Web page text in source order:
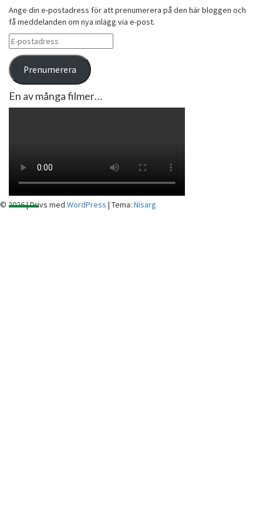
Ange din e-postadress för att prenumerera på den här bloggen och
få meddelanden om nya inlägg via e-post.
E-
postadress
Prenumerera
En av många filmer…
© 2026|Drivs med WordPress | Tema: Nisarg